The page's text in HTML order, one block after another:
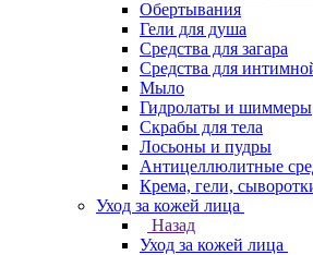
Обертывания
Гели для душа
Средства для загара
Средства для
Мыло
Гидролаты и шиммеры
Скрабы для тела
Лосьоны и пудры
Антицеллюлитные
Крема, гели,
Уход за кожей лица
Назад
Уход за кожей лица